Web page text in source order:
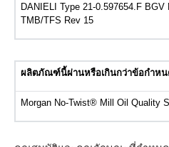
DANIELI Type 21-0.597654.F
TMB/TFS Rev 15
ผลิตภัณฑ์นี้ผ่านหรือเกินกว่าข้อกำหน
Morgan No-Twist® Mill Oil Quality